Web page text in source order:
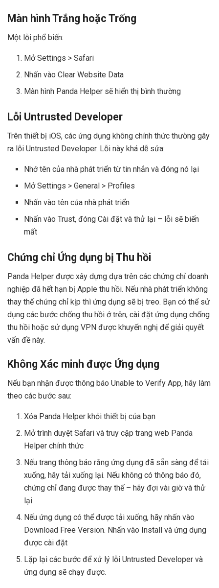
Màn hình Trắng hoặc Trống
Một lỗi phổ biến:
Mở Settings > Safari
Nhấn vào Clear Website Data
Màn hình Panda Helper sẽ hiển thị bình thường
Lỗi Untrusted Developer
Trên thiết bị iOS, các ứng dụng không chính thức thường gây
ra lỗi Untrusted Developer. Lỗi này khá dễ sửa:
Nhớ tên của nhà phát triển từ tin nhắn và đóng nó lại
Mở Settings > General > Profiles
Nhấn vào tên của nhà phát triển
Nhấn vào Trust, đóng Cài đặt và thử lại – lỗi sẽ biến
mất
Chứng chỉ Ứng dụng bị Thu hồi
Panda Helper được xây dựng dựa trên các chứng chỉ doanh
nghiệp đã hết hạn bị Apple thu hồi. Nếu nhà phát triển không
thay thế chứng chỉ kịp thì ứng dụng sẽ bị treo. Bạn có thể sử
dụng các bước chống thu hồi ở trên, cài đặt ứng dụng chống
thu hồi hoặc sử dụng VPN được khuyến nghị để giải quyết
vấn đề này.
Không Xác minh được Ứng dụng
Nếu bạn nhận được thông báo Unable to Verify App, hãy làm
theo các bước sau:
Xóa Panda Helper khỏi thiết bị của bạn
Mở trình duyệt Safari và truy cập trang web Panda
Helper chính thức
Nếu trang thông báo rằng ứng dụng đã sẵn sàng để tải
xuống, hãy tải xuống lại. Nếu không có thông báo đó,
chứng chỉ đang được thay thế – hãy đợi vài giờ và thử
lại
Nếu ứng dụng có thể được tải xuống, hãy nhấn vào
Download Free Version. Nhấn vào Install và ứng dụng
được cài đặt
Lặp lại các bước để xử lý lỗi Untrusted Developer và
ứng dụng sẽ chạy được.